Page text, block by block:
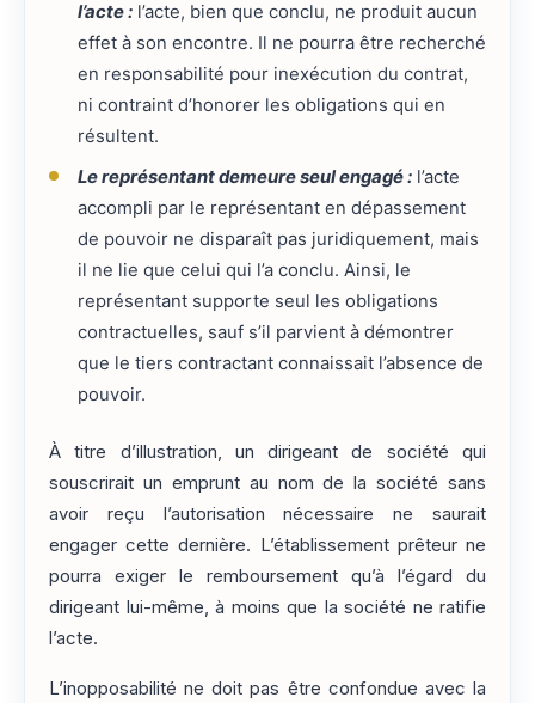
l’acte :l’acte, bien que conclu, ne produit aucun
effet à son encontre. Il ne pourra être recherché
en responsabilité pour inexécution du contrat,
ni contraint d’honorer les obligations qui en
résultent.
Le représentant demeure seul engagé :l’acte
accompli par le représentant en dépassement
de pouvoir ne disparaît pas juridiquement, mais
il ne lie que celui qui l’a conclu. Ainsi, le
représentant supporte seul les obligations
contractuelles, sauf s’il parvient à démontrer
que le tiers contractant connaissait l’absence de
pouvoir.
À titre d’illustration, un dirigeant de société qui
souscrirait un emprunt au nom de la société sans
avoir reçu l’autorisation nécessaire ne saurait
engager cette dernière. L’établissement prêteur ne
pourra exiger le remboursement qu’à l’égard du
dirigeant lui-même, à moins que la société ne ratifie
l’acte.
L’inopposabilité ne doit pas être confondue avec la